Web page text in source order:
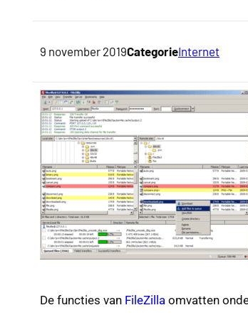
9 november 2019CategorieInternet
De functies van FileZilla omvatten